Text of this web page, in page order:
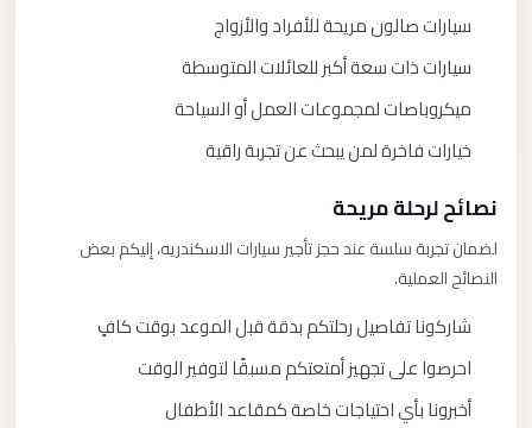
سيارات صالون مريحة للأفراد والأزواج
سيارات ذات سعة أكبر للعائلات المتوسطة
ميكروباصات لمجموعات العمل أو السياحة
خيارات فاخرة لمن يبحث عن تجربة راقية
نصائح لرحلة مريحة
لضمان تجربة سلسة عند حجز تأجير سيارات الاسكندريه، إليكم بعض
النصائح العملية.
شاركونا تفاصيل رحلتكم بدقة قبل الموعد بوقت كافٍ
احرصوا على تجهيز أمتعتكم مسبقًا لتوفير الوقت
أخبرونا بأي احتياجات خاصة كمقاعد الأطفال